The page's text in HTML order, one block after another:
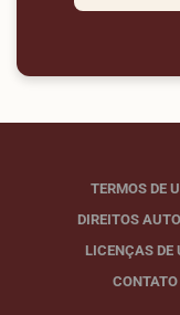
TERMOS DE
DIREITOS
LICENÇAS DE
CONTATO